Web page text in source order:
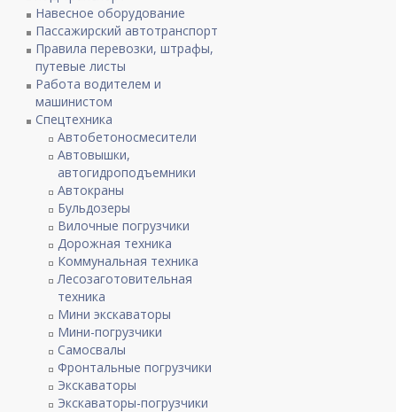
Навесное оборудование
Пассажирский автотранспорт
Правила перевозки, штрафы,
путевые листы
Работа водителем и
машинистом
Спецтехника
Автобетоносмесители
Автовышки,
автогидроподъемники
Автокраны
Бульдозеры
Вилочные погрузчики
Дорожная техника
Коммунальная техника
Лесозаготовительная
техника
Мини экскаваторы
Мини-погрузчики
Самосвалы
Фронтальные погрузчики
Экскаваторы
Экскаваторы-погрузчики